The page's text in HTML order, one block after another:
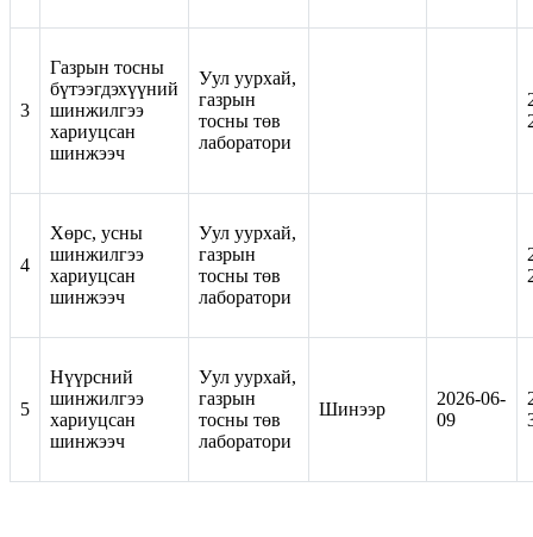
3
Газрын тосны
бүтээгдэхүүний
шинжилгээ
хариуцсан
шинжээч
Уул уурхай,
газрын
тосны төв
лаборатори
4
Хөрс, усны
шинжилгээ
хариуцсан
шинжээч
Уул уурхай,
газрын
тосны төв
лаборатори
5
Нүүрсний
шинжилгээ
хариуцсан
шинжээч
Уул уурхай,
газрын
тосны төв
лаборатори
Шинээр
2026-06-
09